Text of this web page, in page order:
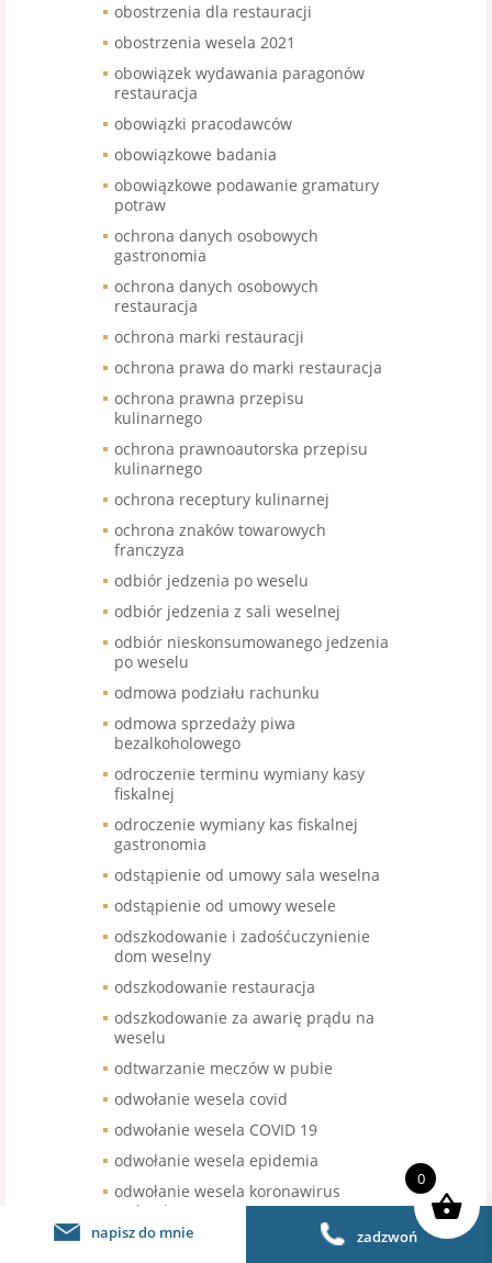
obostrzenia dla restauracji
obostrzenia wesela 2021
obowiązek wydawania paragonów
restauracja
obowiązki pracodawców
obowiązkowe badania
obowiązkowe podawanie gramatury
potraw
ochrona danych osobowych
gastronomia
ochrona danych osobowych
restauracja
ochrona marki restauracji
ochrona prawa do marki restauracja
ochrona prawna przepisu
kulinarnego
ochrona prawnoautorska przepisu
kulinarnego
ochrona receptury kulinarnej
ochrona znaków towarowych
franczyza
odbiór jedzenia po weselu
odbiór jedzenia z sali weselnej
odbiór nieskonsumowanego jedzenia
po weselu
odmowa podziału rachunku
odmowa sprzedaży piwa
bezalkoholowego
odroczenie terminu wymiany kasy
fiskalnej
odroczenie wymiany kas fiskalnej
gastronomia
odstąpienie od umowy sala weselna
odstąpienie od umowy wesele
odszkodowanie i zadośćuczynienie
dom weselny
odszkodowanie restauracja
odszkodowanie za awarię prądu na
weselu
odtwarzanie meczów w pubie
odwołanie wesela covid
odwołanie wesela COVID 19
odwołanie wesela epidemia
odwołanie wesela koronawirus
zadatek
odwołanie wesela kwarantanna
napisz do mnie zadzwoń
0